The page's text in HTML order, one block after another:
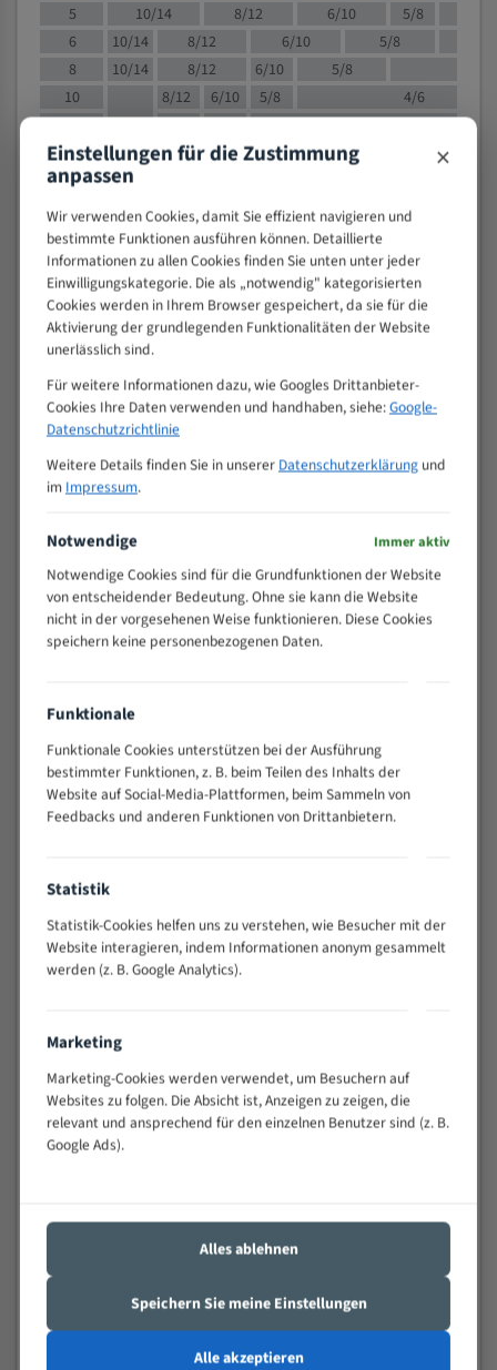
5
10/14 8/12 6/10
5/8
6
10/14 8/12 6/10
5/8
8
10/14 8/12 6/10 5/8
10
8/12 6/10 5/8
4/6
15
8/12 6/10
4/5
20
30
4/5
50
80
> 100
VOLLMATERIAL
M (mm)
Zoll (ZpZ))
>
25
10/14
15 - 40
8/12
25 - 50
50 - 120
80 - 180
3/4
130 -
350
2/3
200 -
> 500
0,75/1,25
Vorteile:
Widerstandsfähig gegen Zahnbruch auch bei
schwierigen Werkstücken (Materialmischung,
wechselnde Verbindungslängen)
Sehr geringe Vibration
Technische Beschreibung:
Positiver Spanwinkel
Bandkörper aus hochlegiertem Federstahl
Speziell entwickelt für Profile / Rohre
Einstellungen für die Zustimmung
anpassen ×
Wir verwenden Cookies, damit Sie effizient navigieren und
bestimmte Funktionen ausführen können. Detaillierte
Informationen zu allen Cookies finden Sie unten unter jeder
Einwilligungskategorie. Die als „notwendig" kategorisierten
Cookies werden in Ihrem Browser gespeichert, da sie für die
Aktivierung der grundlegenden Funktionalitäten der Website
unerlässlich sind.
Für weitere Informationen dazu, wie Googles Drittanbieter-
Cookies Ihre Daten verwenden und handhaben, siehe:Google-
Datenschutzrichtlinie
Weitere Details finden Sie in unserer Datenschutzerklärungund
im Impressum.
Notwendige Immer aktiv
Notwendige Cookies sind für die Grundfunktionen der Website
von entscheidender Bedeutung. Ohne sie kann die Website
nicht in der vorgesehenen Weise funktionieren. Diese Cookies
speichern keine personenbezogenen Daten.
Funktionale
Funktionale Cookies unterstützen bei der Ausführung
bestimmter Funktionen, z. B. beim Teilen des Inhalts der
Website auf Social-Media-Plattformen, beim Sammeln von
Feedbacks und anderen Funktionen von Drittanbietern.
Statistik
Statistik-Cookies helfen uns zu verstehen, wie Besucher mit der
Website interagieren, indem Informationen anonym gesammelt
werden (z. B. Google Analytics).
Marketing
Marketing-Cookies werden verwendet, um Besuchern auf
Websites zu folgen. Die Absicht ist, Anzeigen zu zeigen, die
relevant und ansprechend für den einzelnen Benutzer sind (z. B.
Google Ads).
Alles ablehnen
Speichern Sie meine Einstellungen
Alle akzeptieren